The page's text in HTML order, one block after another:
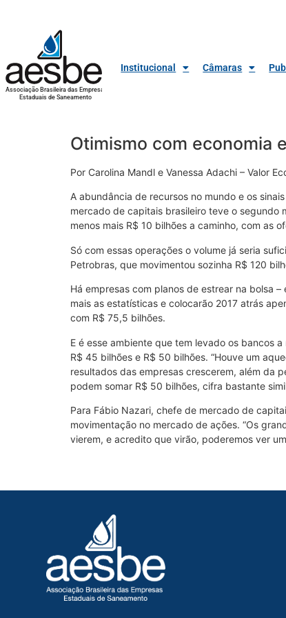
Associação Brasileira das Empresas
Estaduais de Saneamento
Institucional Câmaras
Otimismo com economia
Por Carolina Mandl e Vanessa Adachi – Valor
A abundância de recursos no mundo e os
mercado de capitais brasileiro teve o segundo
menos mais R$ 10 bilhões a caminho, com as
Só com essas operações o volume já seria
Petrobras, que movimentou sozinha R$ 120
Há empresas com planos de estrear na bolsa
mais as estatísticas e colocarão 2017 atrás
com R$ 75,5 bilhões.
E é esse ambiente que tem levado os bancos
R$ 45 bilhões e R$ 50 bilhões. “Houve um
resultados das empresas crescerem, além da
podem somar R$ 50 bilhões, cifra bastante
Para Fábio Nazari, chefe de mercado de
movimentação no mercado de ações. “Os
vierem, e acredito que virão, poderemos ver